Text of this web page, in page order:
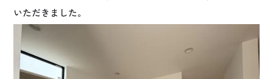
いただきました。